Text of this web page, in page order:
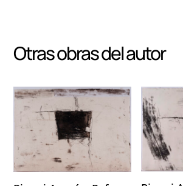
Otras obras del autor